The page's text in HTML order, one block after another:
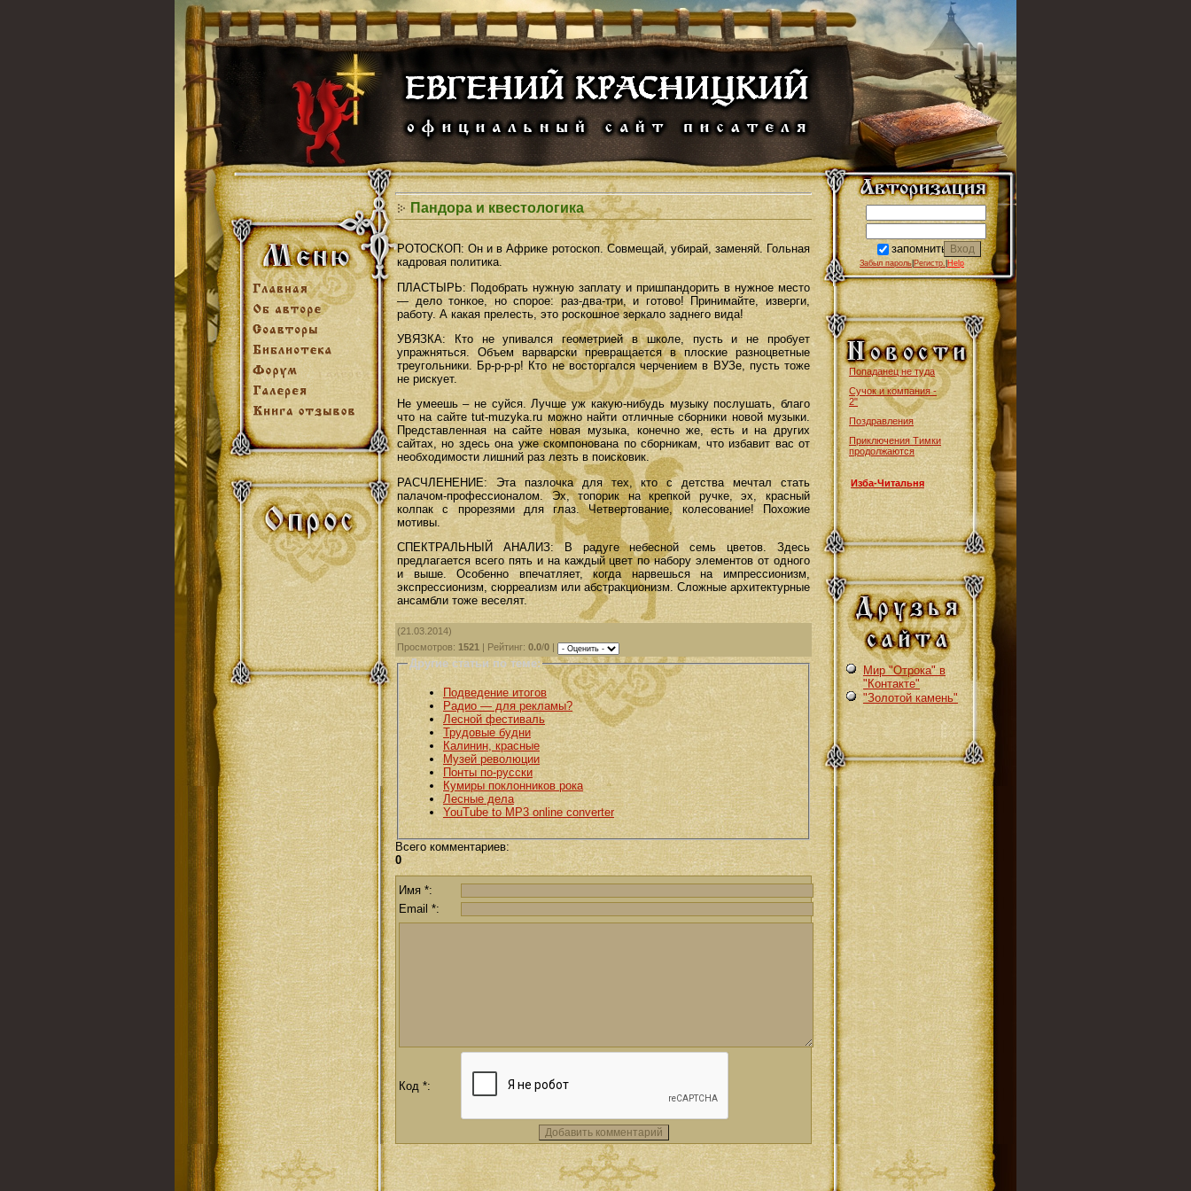
Пандора и квестологика
РОТОСКОП: Он и в Африке ротоскоп. Совмещай, убирай, заменяй. Гольная
кадровая политика.
ПЛАСТЫРЬ: Подобрать нужную заплату и пришпандорить в нужное место
— дело тонкое, но спорое: раз-два-три, и готово! Принимайте, изверги,
работу. А какая прелесть, это роскошное зеркало заднего вида!
УВЯЗКА: Кто не упивался геометрией в школе, пусть и не пробует
упражняться. Объем варварски превращается в плоские разноцветные
треугольники. Бр-р-р-р! Кто не восторгался черчением в ВУЗе, пусть тоже
не рискует.
Не умеешь – не суйся. Лучше уж какую-нибудь музыку послушать, благо
что на сайте tut-muzyka.ru можно найти отличные сборники новой музыки.
Представленная на сайте новая музыка, конечно же, есть и на других
сайтах, но здесь она уже скомпонована по сборникам, что избавит вас от
необходимости лишний раз лезть в поисковик.
РАСЧЛЕНЕНИЕ: Эта пазлочка для тех, кто с детства мечтал стать
палачом-профессионалом. Эх, топорик на крепкой ручке, эх, красный
колпак с прорезями для глаз. Четвертование, колесование! Похожие
мотивы.
СПЕКТРАЛЬНЫЙ АНАЛИЗ: В радуге небесной семь цветов. Здесь
предлагается всего пять и на каждый цвет по набору элементов от одного
и выше. Особенно впечатляет, когда нарвешься на импрессионизм,
экспрессионизм, сюрреализм или абстракционизм. Сложные архитектурные
ансамбли тоже веселят.
(21.03.2014)
Просмотров: 1521 Рейтинг: 0.0/0
Другие статьи по теме:
Подведение итогов
Радио — для рекламы?
Лесной фестиваль
Трудовые будни
Калинин, красные
Музей революции
Понты по-русски
Кумиры поклонников рока
Лесные дела
YouTube to MP3 online converter
Всего комментариев:
0
Имя *:
Email *:
Код *:
запомнить
Забыл пароль Регистр. Help
Попаданец не туда
Сучок и компания -
2"
Поздравления
Приключения Тимки
продолжаются
Изба-Читальня
Мир "Отрока" в
"Контакте"
"Золотой камень"